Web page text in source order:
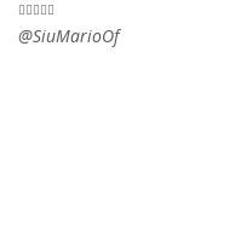

@SiuMarioOf